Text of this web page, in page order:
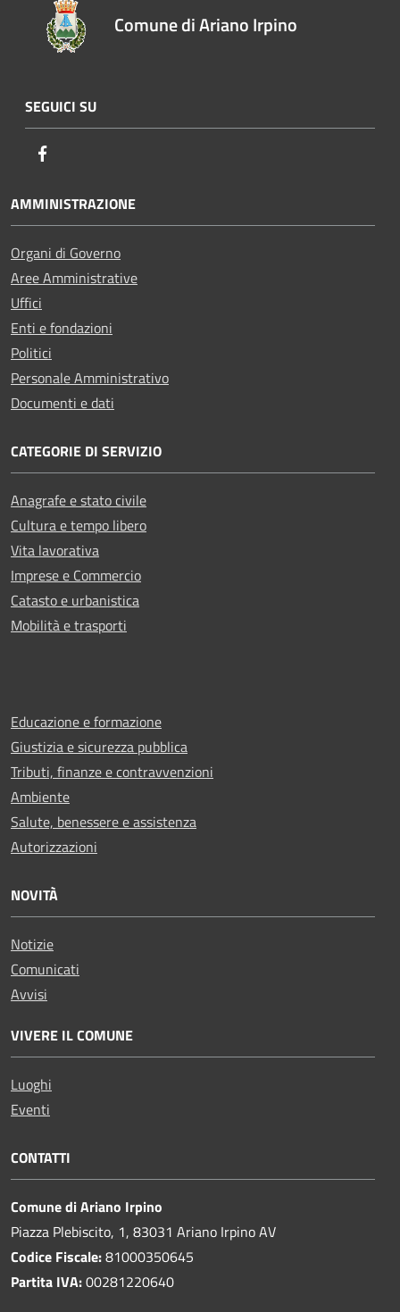
Comune di Ariano Irpino
SEGUICI SU
AMMINISTRAZIONE
Organi di Governo
Aree Amministrative
Uffici
Enti e fondazioni
Politici
Personale Amministrativo
Documenti e dati
CATEGORIE DI SERVIZIO
Anagrafe e stato civile
Cultura e tempo libero
Vita lavorativa
Imprese e Commercio
Catasto e urbanistica
Mobilità e trasporti
Educazione e formazione
Giustizia e sicurezza pubblica
Tributi, finanze e contravvenzioni
Ambiente
Salute, benessere e assistenza
Autorizzazioni
NOVITÀ
Notizie
Comunicati
Avvisi
VIVERE IL COMUNE
Luoghi
Eventi
CONTATTI
Comune di Ariano Irpino
Piazza Plebiscito, 1, 83031 Ariano Irpino AV
Codice Fiscale:81000350645
Partita IVA:00281220640